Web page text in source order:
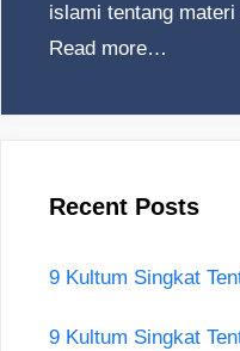
islami tentang materi
Read more…
Recent Posts
9 Kultum Singkat
9 Kultum Singkat